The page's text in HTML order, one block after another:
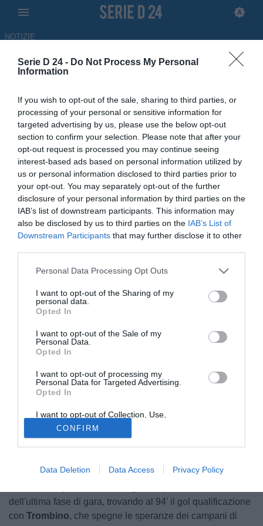
Serie D 24 - Do Not Process My Personal
Information
If you wish to opt-out of the sale, sharing to third parties, or
processing of your personal or sensitive information for
targeted advertising by us, please use the below opt-out
section to confirm your selection. Please note that after your
opt-out request is processed you may continue seeing
interest-based ads based on personal information utilized by
us or personal information disclosed to third parties prior to
your opt-out. You may separately opt-out of the further
disclosure of your personal information by third parties on the
IAB’s list of downstream participants. This information may
also be disclosed by us to third parties on the IAB’s List of
Downstream Participants that may further disclose it to other
Personal Data Processing Opt Outs
I want to opt-out of the Sharing of my
personal data.
Opted In
I want to opt-out of the Sale of my
Personal Data.
Opted In
I want to opt-out of processing my
Personal Data for Targeted Advertising.
Opted In
I want to opt-out of Collection, Use,
Retention, Sale, and/or Sharing of my
Personal Data that Is Unrelated with the
Purposes for which it was collected.
Opted Out
CONFIRM
Data Deletion Data Access Privacy Policy
NOTIZIE
Taranto, Danucci: "Arbitraggio
pessimo, abbiamo sprecato
l'impossibile"
31.05.2026 18:49 di Vincenzo Antonazzo
Le dichiarazioni di Ciro Danucci e Nicola Loiodice al termine di
Apice-Taranto, semifinale di ritorno degli spareggi nazionali di
Eccellenza.
supplementari alTaranto, regalando agli uomini di
Danucci il pass per la
Partita ricca di emozioni ad Apice, con i padroni di casa
capaci di riequilibrare il risultato dell'andata grazie al calcio
Schinneanella ripresa. Dopo un avvio shock del
dell'ultima fase di gara, trovando al 94' il gol qualificazione
con Trombino, che spegne le speranze dei campani di